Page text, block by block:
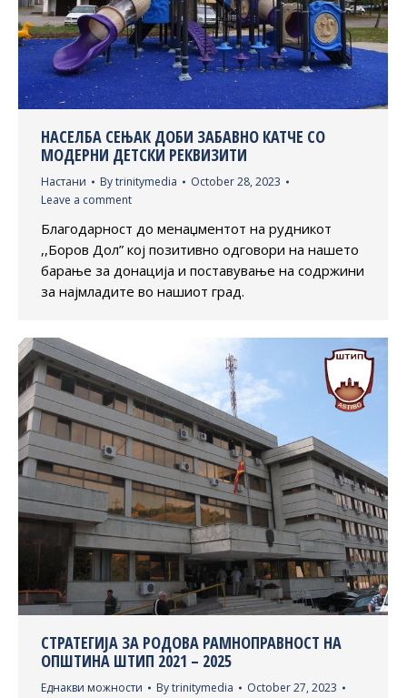
НАСЕЛБА СЕЊАК ДОБИ ЗАБАВНО КАТЧЕ СО
МОДЕРНИ ДЕТСКИ РЕКВИЗИТИ
Настани Bytrinitymedia
October 28, 2023
Leave a comment
Благодарност до менаџментот на рудникот
,,Боров Дол” кој позитивно одговори на нашето
барање за донација и поставување на содржини
за најмладите во нашиот град.
СТРАТЕГИЈА ЗА РОДОВА РАМНОПРАВНОСТ НА
ОПШТИНА ШТИП 2021 – 2025
Еднакви можности Bytrinitymedia
October 27, 2023